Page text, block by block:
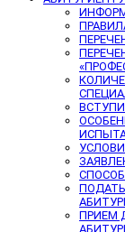
ПРИЕМ